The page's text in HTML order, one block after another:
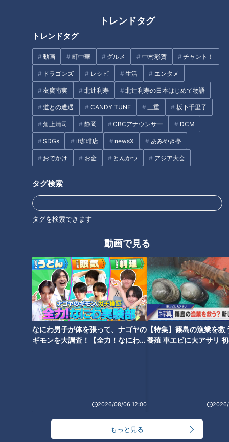
トレンドタグ
トレンドタグ
動画 町中華 グルメ 中村彩賀 チャント！
ドラゴンズ レシピ 生活 エンタメ
友廣南実 北辻利寿 北辻利寿の日本はじめて物語
道との遭遇 CANDY TUNE 三重 坂下千里子
角上清司 静岡 CBCアナウンサー DCM
SDGs if珈琲店 newsX あみやき亭
おでかけ お金 とんかつ アジア大会
タグ検索
タグを検索できます
動画で見る
なにわ男子が体を張って、ナゴヤの
ギモンを大調査！【全力！なにわ実
2026/08/06 12:00
【特集】篠島の漁業を救
養殖 車エビに大アサリ
もっと見る
うまい味噌カツはうどん屋にあ
り!～大竹敏之のシン・名古屋め
あなたの推しはいったい何位？
毎年恒例ドラゴンズ推しメンコ
ンテスト順位決定！
スポーツ 中日ドラゴンズ サンデードラゴンズ
オススメ関連コンテンツ
吉見一起氏が明かす竜キーマン
「スライダーがえぐい投手」
「フィールド内の監督」って一
体誰！？
「盗塁王を目指したい」ドラゴ
ンズ岡林選手に赤星氏が盗塁の
極意を伝授！「球場によってス
パイクを変えていた」
投球フォーム改造の髙橋宏斗投
度のあるストレートは絶対失っ
竜のドラフト１位・仲地礼亜投
沸いた！